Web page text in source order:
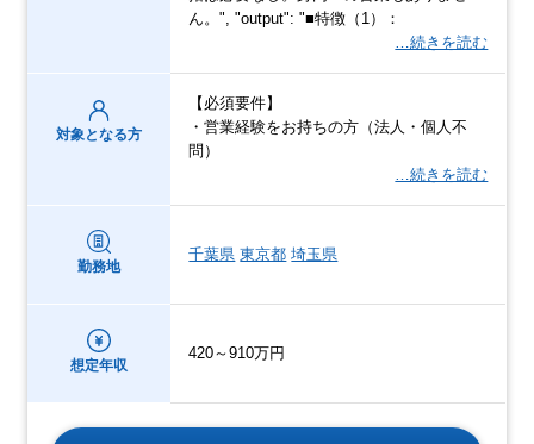
ん。", "output": "■特徴（1）：
…続きを読む
対象となる方
【必須要件】
・営業経験をお持ちの方（法人・個人不
問）
…続きを読む
勤務地
千葉県 東京都 埼玉県
想定年収
420～910万円